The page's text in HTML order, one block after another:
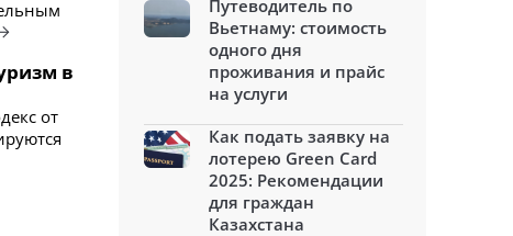
в
от
Путеводитель по
Вьетнаму: стоимость
одного дня
проживания и прайс
на услуги
Как подать заявку на
лотерею Green Card
2025: Рекомендации
для граждан
Казахстана